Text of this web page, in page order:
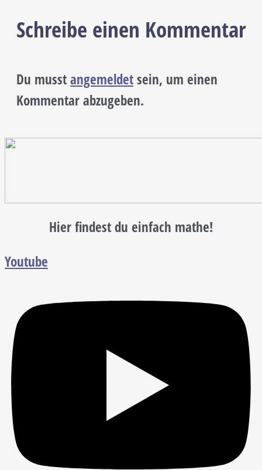
Schreibe einen Kommentar
Du musstangemeldetsein, um einen
Kommentar abzugeben.
Hier findest du einfach mathe!
Youtube